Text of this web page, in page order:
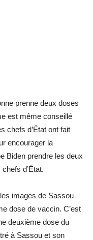
prenne deux doses
est même conseillé
chefs d’État ont fait
encourager la
Biden prendre les deux
d’État.
images de Sassou
dose de vaccin. C’est
deuxième dose du
à Sassou et son